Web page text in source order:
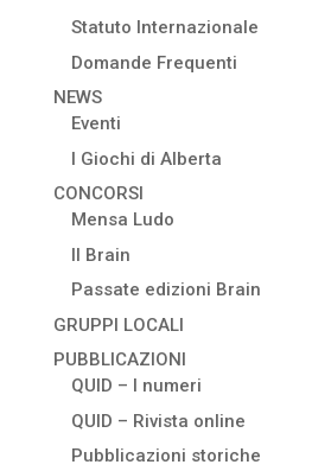
Statuto Internazionale
Domande Frequenti
NEWS
Eventi
I Giochi di Alberta
CONCORSI
Mensa Ludo
Il Brain
Passate edizioni Brain
GRUPPI LOCALI
PUBBLICAZIONI
QUID – I numeri
QUID – Rivista online
Pubblicazioni storiche